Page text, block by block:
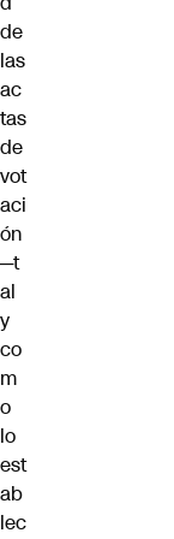
de
las
ac
tas
de
vot
aci
ón
─t
al
y
co
m
o
lo
est
ab
lec